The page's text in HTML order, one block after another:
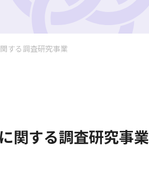
する調査研究事業
関する調査研究事業